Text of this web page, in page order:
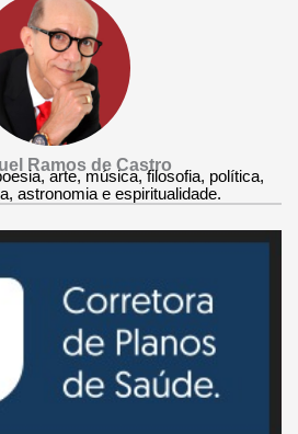
Ramos de Castro
arte, música, filosofia, política,
astronomia e espiritualidade.